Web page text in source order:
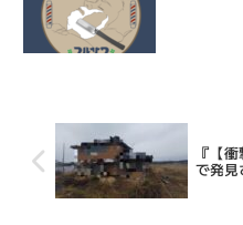
『【
で発見